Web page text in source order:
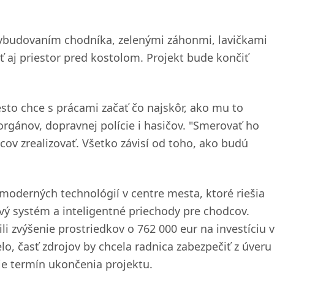
chodníka, zelenými záhonmi, lavičkami
aj priestor pred kostolom. Projekt bude končiť
chce s prácami začať čo najskôr, ako mu to
dopravnej polície i hasičov. "Smerovať ho
zrealizovať. Všetko závisí od toho, ako budú
technológií v centre mesta, ktoré riešia
systém a inteligentné priechody pre chodcov.
zvýšenie prostriedkov o 762 000 eur na investíciu v
časť zdrojov by chcela radnica zabezpečiť z úveru
termín ukončenia projektu.